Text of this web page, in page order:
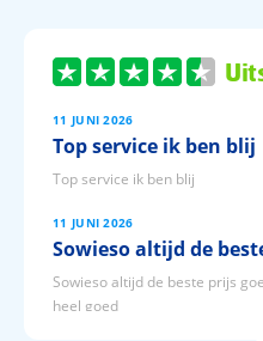
11 JUNI 2026
Top service ik ben blij
Top service ik ben blij
11 JUNI 2026
Sowieso altijd de
Sowieso altijd de beste prijs
heel goed